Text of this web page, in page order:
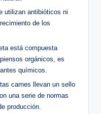
utilizan antibióticos ni
de los
está compuesta
orgánicos, es
químicos.
carnes llevan un sello
una serie de normas
producción.